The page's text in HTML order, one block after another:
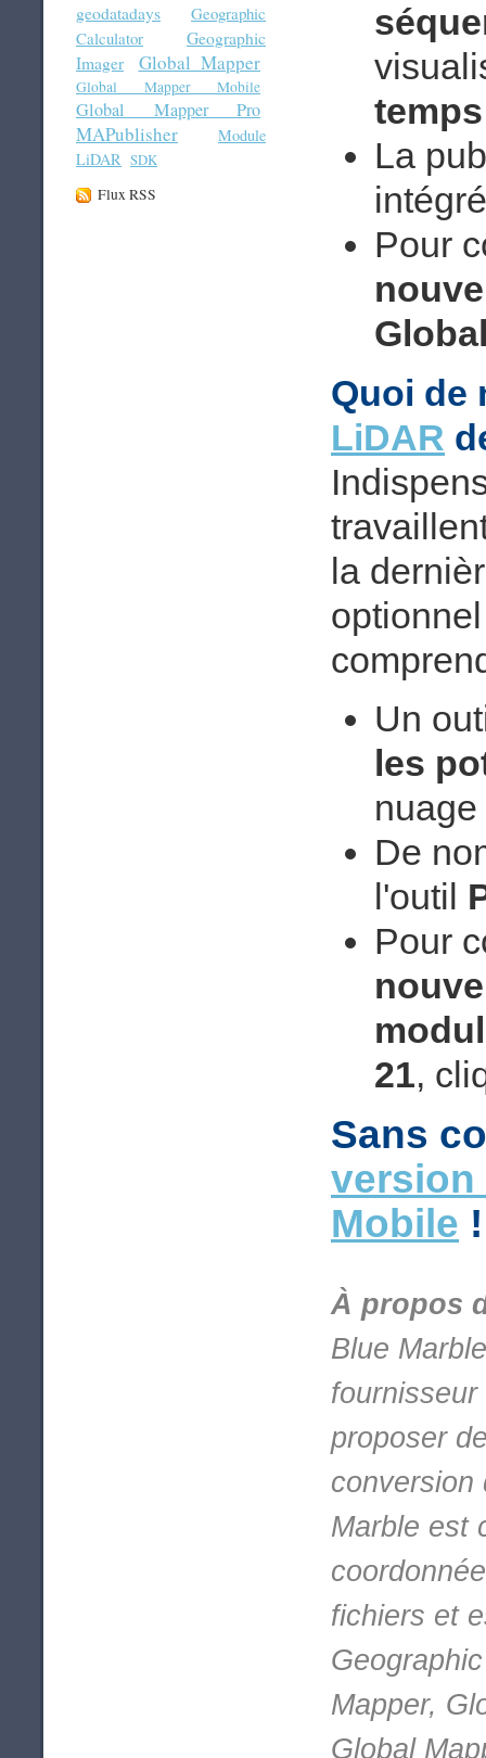
geodatadays
Geographic
Calculator
Geographic
Imager
Global Mapper
Global Mapper Mobile
Global Mapper Pro
MAPublisher
Module
LiDAR SDK
Flux RSS
temps
La
Pour
Quoi de
LiDAR
la
Un
les
De
l'outil
Pour
21,
Sans
version
Mobile !
À propos
Blue
proposer
conversion
Marble est
fichiers et
Mapper,
Global